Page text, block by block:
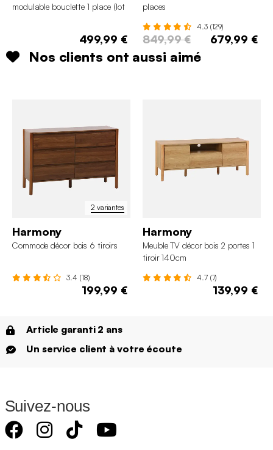
modulable bouclette 1 place (lot
499,99 €
places
4.3 (129)
849,99 € 679,99 €
Nos clients ont aussi aimé
2 variantes
Harmony
Commode décor bois 6 tiroirs
3.4 (18)
199,99 €
Harmony
Meuble TV décor bois 2 portes 1
tiroir 140cm
4.7 (7)
139,99 €
Article garanti 2 ans
Un service client à votre écoute
Suivez-nous